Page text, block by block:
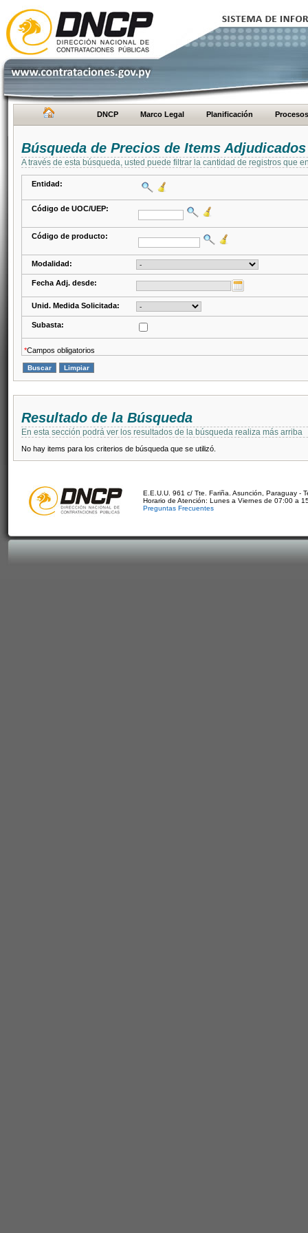
DNCP Marco Legal Planificación Procesos
Búsqueda de Precios de Items Adjudicados
A través de esta búsqueda, usted puede filtrar la cantidad de registros que
Entidad:
Código de UOC/UEP:
Código de producto:
Modalidad:
Fecha Adj. desde:
Unid. Medida Solicitada:
Subasta:
*Campos obligatorios
Resultado de la Búsqueda
En esta sección podrá ver los resultados de la búsqueda realiza más arriba
No hay items para los criterios de búsqueda que se utilizó.
E.E.U.U. 961 c/ Tte. Fariña. Asunción, Paraguay -
Horario de Atención: Lunes a Viernes de 07:00 a
Preguntas Frecuentes